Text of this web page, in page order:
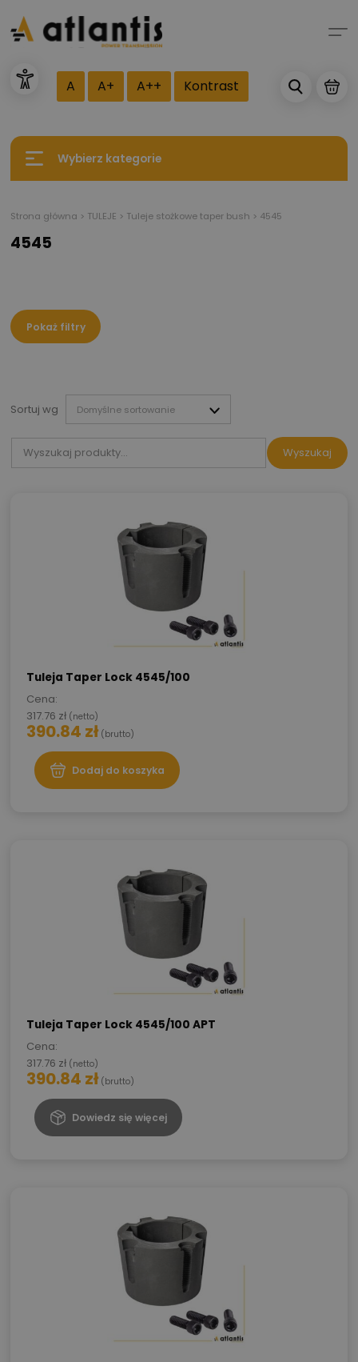
A A+ A++ Kontrast
Wybierz kategorie
Strona główna > TULEJE > Tuleje stożkowe taper bush > 4545
4545
Pokaż filtry
Sortuj wg
Wyszukaj
Tuleja Taper Lock 4545/100
Cena:
317.76 zł (netto)
390.84 zł (brutto)
Dodaj do koszyka
Tuleja Taper Lock 4545/100 APT
Cena:
317.76 zł (netto)
390.84 zł (brutto)
Dowiedz się więcej